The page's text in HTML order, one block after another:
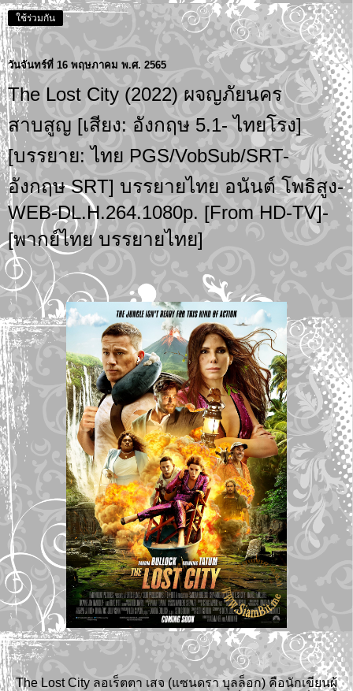
ใช้ร่วมกัน
วันจันทร์ที่ 16 พฤษภาคม พ.ศ. 2565
The Lost City (2022) ผจญภัยนคร
สาบสูญ [เสียง: อังกฤษ 5.1- ไทยโรง]
[บรรยาย: ไทย PGS/VobSub/SRT-
อังกฤษ SRT] บรรยายไทย อนันต์ โพธิสูง-
WEB-DL.H.264.1080p. [From HD-TV]-
[พากย์ไทย บรรยายไทย]
The Lost City ลอเร็ตตา เสจ (แซนดรา บุลล็อก) คือนักเขียนผู้